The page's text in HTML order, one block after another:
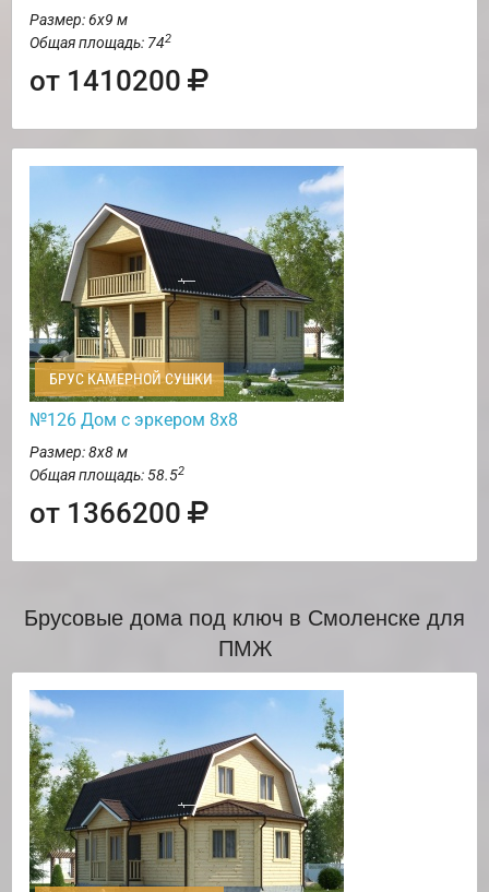
Размер: 6х9 м
Общая площадь: 742
от 1410200
БРУС КАМЕРНОЙ СУШКИ
№126 Дом с эркером 8х8
Размер: 8х8 м
Общая площадь: 58.52
от 1366200
Брусовые дома под ключ в Смоленске для
ПМЖ